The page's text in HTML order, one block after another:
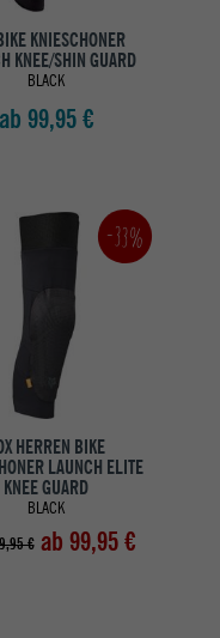
KNIESCHONER
KNEE/SHIN GUARD
BLACK
ab 99,95 €
-33%
HERREN BIKE
LAUNCH ELITE
KNEE GUARD
BLACK
€ ab 99,95 €